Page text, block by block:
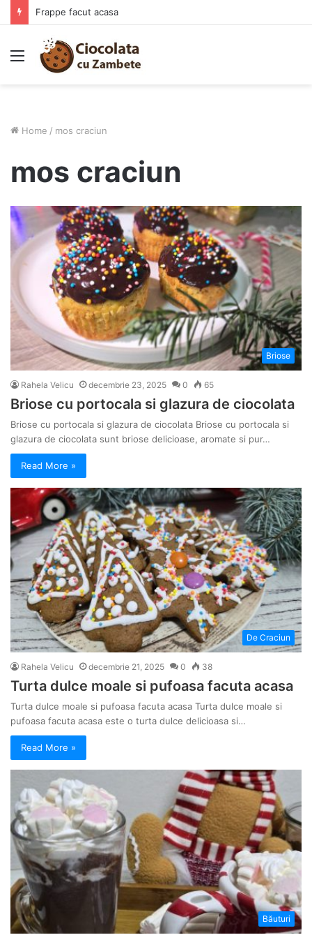
Frappe facut acasa
Menu
Home / mos craciun
mos craciun
Briose
Rahela Velicu decembrie 23, 2025 0 65
Briose cu portocala si glazura de ciocolata
Briose cu portocala si glazura de ciocolata Briose cu portocala si
glazura de ciocolata sunt briose delicioase, aromate si pur…
Read More »
De Craciun
Rahela Velicu decembrie 21, 2025 0 38
Turta dulce moale si pufoasa facuta acasa
Turta dulce moale si pufoasa facuta acasa Turta dulce moale si
pufoasa facuta acasa este o turta dulce delicioasa si…
Read More »
Băuturi